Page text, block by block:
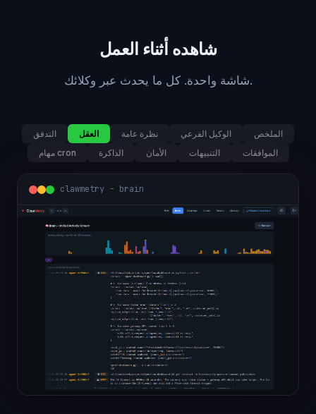
شاهده أثناء العمل
شاشة واحدة. كل ما يحدث عبر وكلائك.
التدفق العقل نظرة عامة الوكيل الفرعي
الملخص
مهام cron
الذاكرة الأمان التنبيهات الموافقات
clawmetry - brain